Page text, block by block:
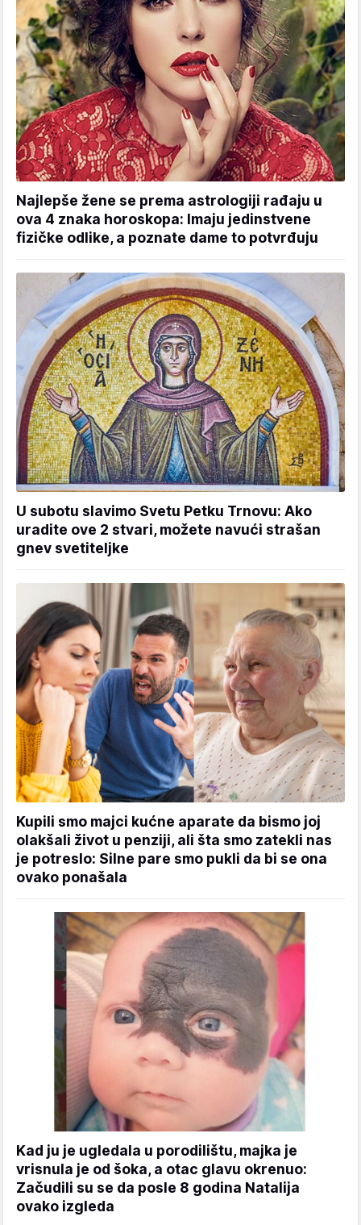
Najlepše žene se prema astrologiji rađaju u
ova 4 znaka horoskopa: Imaju jedinstvene
fizičke odlike, a poznate dame to potvrđuju
U subotu slavimo Svetu Petku Trnovu: Ako
uradite ove 2 stvari, možete navući strašan
gnev svetiteljke
Kupili smo majci kućne aparate da bismo joj
olakšali život u penziji, ali šta smo zatekli nas
je potreslo: Silne pare smo pukli da bi se ona
ovako ponašala
Kad ju je ugledala u porodilištu, majka je
vrisnula je od šoka, a otac glavu okrenuo:
Začudili su se da posle 8 godina Natalija
ovako izgleda